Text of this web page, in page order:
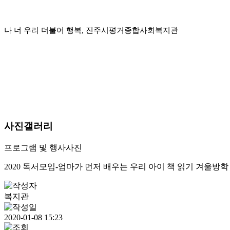
나 너 우리 더불어 행복, 진주시평거종합사회복지관
사진갤러리
프로그램 및 행사사진
2020 독서모임-엄마가 먼저 배우는 우리 아이 책 읽기 겨울방
복지관
2020-01-08 15:23